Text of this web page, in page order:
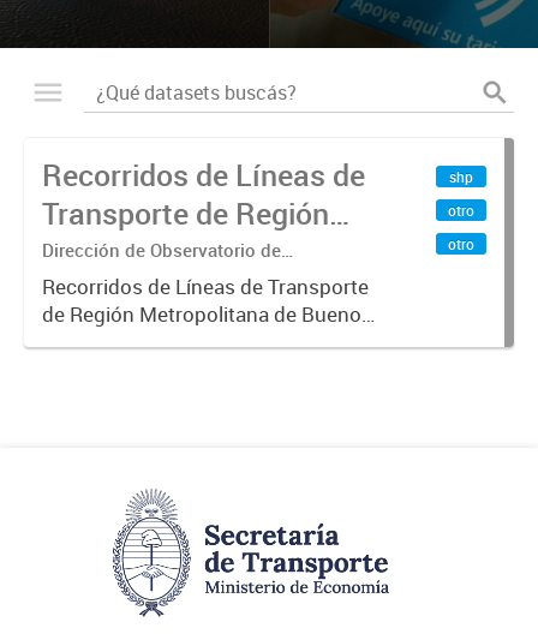
Recorridos de Líneas de
Transporte de Región
Metropolitana de
Buenos Aires (RMBA)
Dirección de Observatorio de
Transporte, Estudio y Sistemas
Recorridos de Líneas de Transporte
de Región Metropolitana de Buenos
Aires (RMBA).-
shp
otro
otro